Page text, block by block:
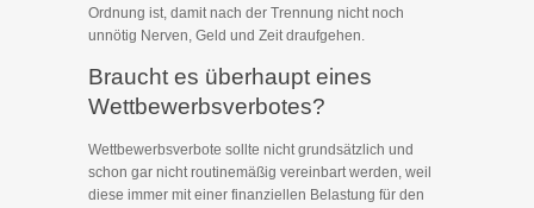
Ordnung ist, damit nach der Trennung nicht noch
unnötig Nerven, Geld und Zeit draufgehen.
Braucht es überhaupt eines
Wettbewerbsverbotes?
Wettbewerbsverbote sollte nicht grundsätzlich und
schon gar nicht routinemäßig vereinbart werden, weil
diese immer mit einer finanziellen Belastung für den